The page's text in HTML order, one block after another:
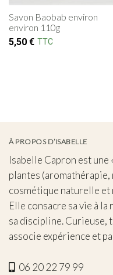
Savon Baobab environ
environ 110g
5,50 € TTC
À PROPOS D’ISABELLE
Isabelle Capron est une
plantes
cosmétique naturelle et
Elle consacre sa vie à la
sa discipline. Curieuse,
associe expérience et
06 20 22 79 99